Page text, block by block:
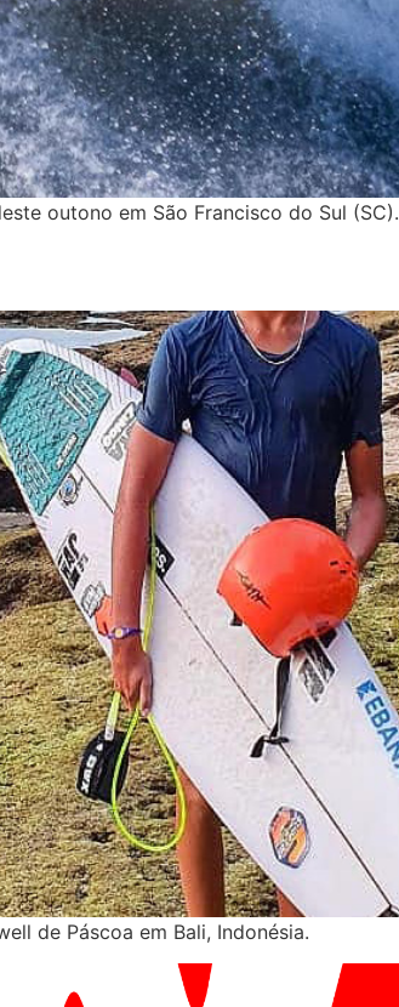
outono em São Francisco do Sul (SC).
de Páscoa em Bali, Indonésia.